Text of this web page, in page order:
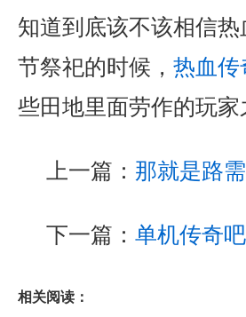
知道到底该不该相信
节祭祀的时候， 热血传
些田地里面劳作的玩
上一篇： 那就是路
下一篇： 单机传奇
相关阅读：